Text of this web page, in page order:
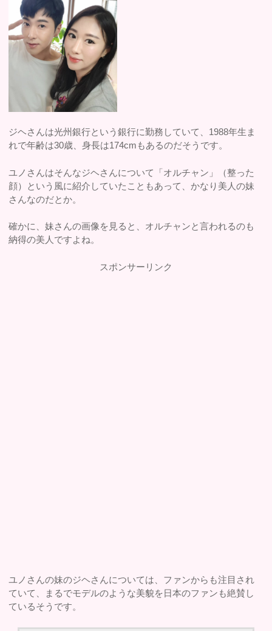
ジヘさんは光州銀行という銀行に勤務していて、1988年生ま
れで年齢は30歳、身長は174cmもあるのだそうです。
ユノさんはそんなジヘさんについて「オルチャン」（整った
顔）という風に紹介していたこともあって、かなり美人の妹
さんなのだとか。
確かに、妹さんの画像を見ると、オルチャンと言われるのも
納得の美人ですよね。
スポンサーリンク
ユノさんの妹のジヘさんについては、ファンからも注目され
ていて、まるでモデルのような美貌を日本のファンも絶賛し
ているそうです。